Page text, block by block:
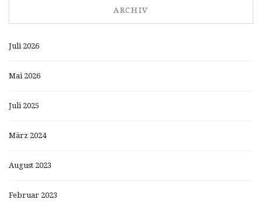
ARCHIV
Juli 2026
Mai 2026
Juli 2025
März 2024
August 2023
Februar 2023